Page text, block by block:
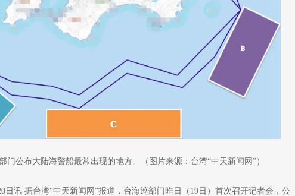
门公布大陆海警船最常出现的地方。（图片来源：台湾“中天新闻网”）
日讯 据台湾“中天新闻网”报道，台海巡部门昨日（19日）首次召开记者会，公